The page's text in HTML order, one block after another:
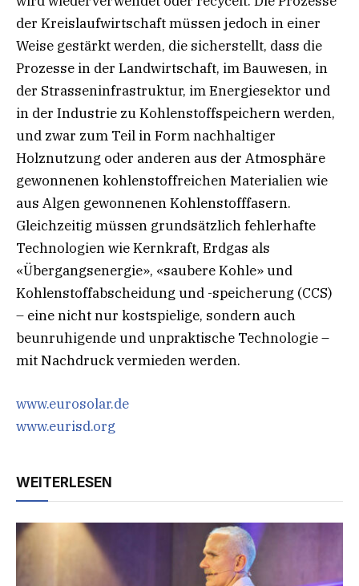
der Kreislaufwirtschaft müssen jedoch in einer
Weise gestärkt werden, die sicherstellt, dass die
Prozesse in der Landwirtschaft, im Bauwesen, in
der Strasseninfrastruktur, im Energiesektor und
in der Industrie zu Kohlenstoffspeichern werden,
und zwar zum Teil in Form nachhaltiger
Holznutzung oder anderen aus der Atmosphäre
gewonnenen kohlenstoffreichen Materialien wie
aus Algen gewonnenen Kohlenstofffasern.
Gleichzeitig müssen grundsätzlich fehlerhafte
Technologien wie Kernkraft, Erdgas als
«Übergangsenergie», «saubere Kohle» und
Kohlenstoffabscheidung und -speicherung (CCS)
– eine nicht nur kostspielige, sondern auch
beunruhigende und unpraktische Technologie –
mit Nachdruck vermieden werden.
www.eurosolar.de
www.eurisd.org
WEITERLESEN